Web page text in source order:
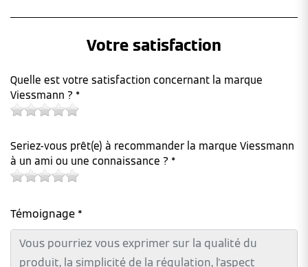
Votre satisfaction
Quelle est votre satisfaction concernant la marque
Viessmann ? *
Seriez-vous prêt(e) à recommander la marque Viessmann
à un ami ou une connaissance ? *
Témoignage *